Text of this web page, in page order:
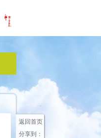
返回首页
分享到：